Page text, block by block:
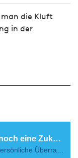
die Kluft
in der